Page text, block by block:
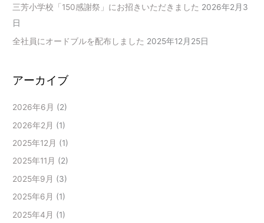
三芳小学校「150感謝祭」にお招きいただきました 2026年2月3
日
全社員にオードブルを配布しました 2025年12月25日
アーカイブ
2026年6月 (2)
2026年2月 (1)
2025年12月 (1)
2025年11月 (2)
2025年9月 (3)
2025年6月 (1)
2025年4月 (1)